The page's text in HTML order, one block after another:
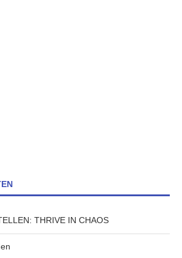
THRIVE IN CHAOS